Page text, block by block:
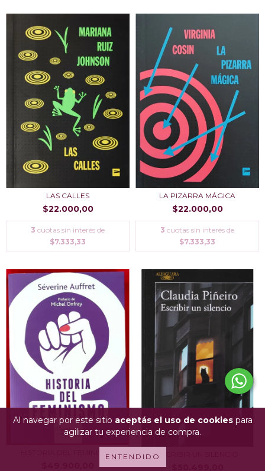
Al navegar por este sitio aceptás el uso de cookiespara
agilizar tu experiencia de compra.
ENTENDIDO
LAS CALLES
$22.000,00
3 cuotas sin interés de
$7.333,33
LA PIZARRA MÁGICA
$22.000,00
3 cuotas sin interés de
$7.333,33
HISTORIA DEL FEMINISMO ESCRIBIR UN SILENCIO